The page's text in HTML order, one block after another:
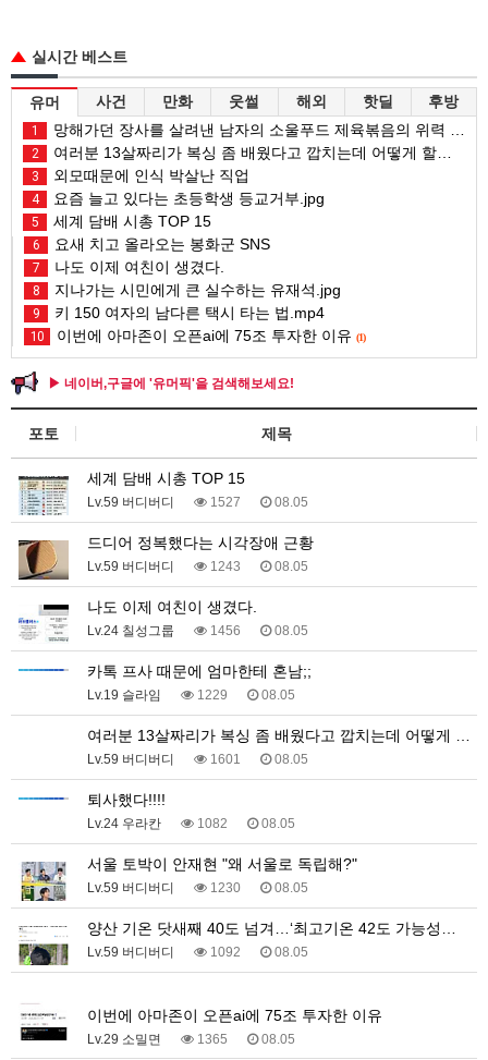
실시간 베스트
유머 사건 만화 웃썰 해외 핫딜 후방
1 망해가던 장사를 살려낸 남자의 소울푸드 제육볶음의 위력 ㅋㅋ
2 여러분 13살짜리가 복싱 좀 배웠다고 깝치는데 어떻게 할까요?
3 외모때문에 인식 박살난 직업
4 요즘 늘고 있다는 초등학생 등교거부.jpg
5 세계 담배 시총 TOP 15
6 요새 치고 올라오는 봉화군 SNS
7 나도 이제 여친이 생겼다.
8 지나가는 시민에게 큰 실수하는 유재석.jpg
9 키 150 여자의 남다른 택시 타는 법.mp4
10 이번에 아마존이 오픈ai에 75조 투자한 이유 (1)
▶ 네이버,구글에 '유머픽'을 검색해보세요!
포토 제목
세계 담배 시총 TOP 15
Lv.59 버디버디 1527 08.05
드디어 정복했다는 시각장애 근황
Lv.59 버디버디 1243 08.05
나도 이제 여친이 생겼다.
Lv.24 칠성그룹 1456 08.05
카톡 프사 때문에 엄마한테 혼남;;
Lv.19 슬라임 1229 08.05
여러분 13살짜리가 복싱 좀 배웠다고 깝치는데 어떻게 …
Lv.59 버디버디 1601 08.05
퇴사했다!!!!
Lv.24 우라칸 1082 08.05
서울 토박이 안재현 "왜 서울로 독립해?"
Lv.59 버디버디 1230 08.05
양산 기온 닷새째 40도 넘겨…‘최고기온 42도 가능성…
Lv.59 버디버디 1092 08.05
이번에 아마존이 오픈ai에 75조 투자한 이유
Lv.29 소밀면 1365 08.05